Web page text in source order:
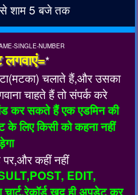
शाम 5 बजे तक
SINGLE-NUMBER
लगवाएं=*
चलाते हैं,और उसका
चाहते हैं तो संपर्क करे
कर सकते हैं एक एडमिन की
लिए किसी को कहना नहीं
पर,और कहीं नहीं
EDIT,
खुद ही अपडेट कर